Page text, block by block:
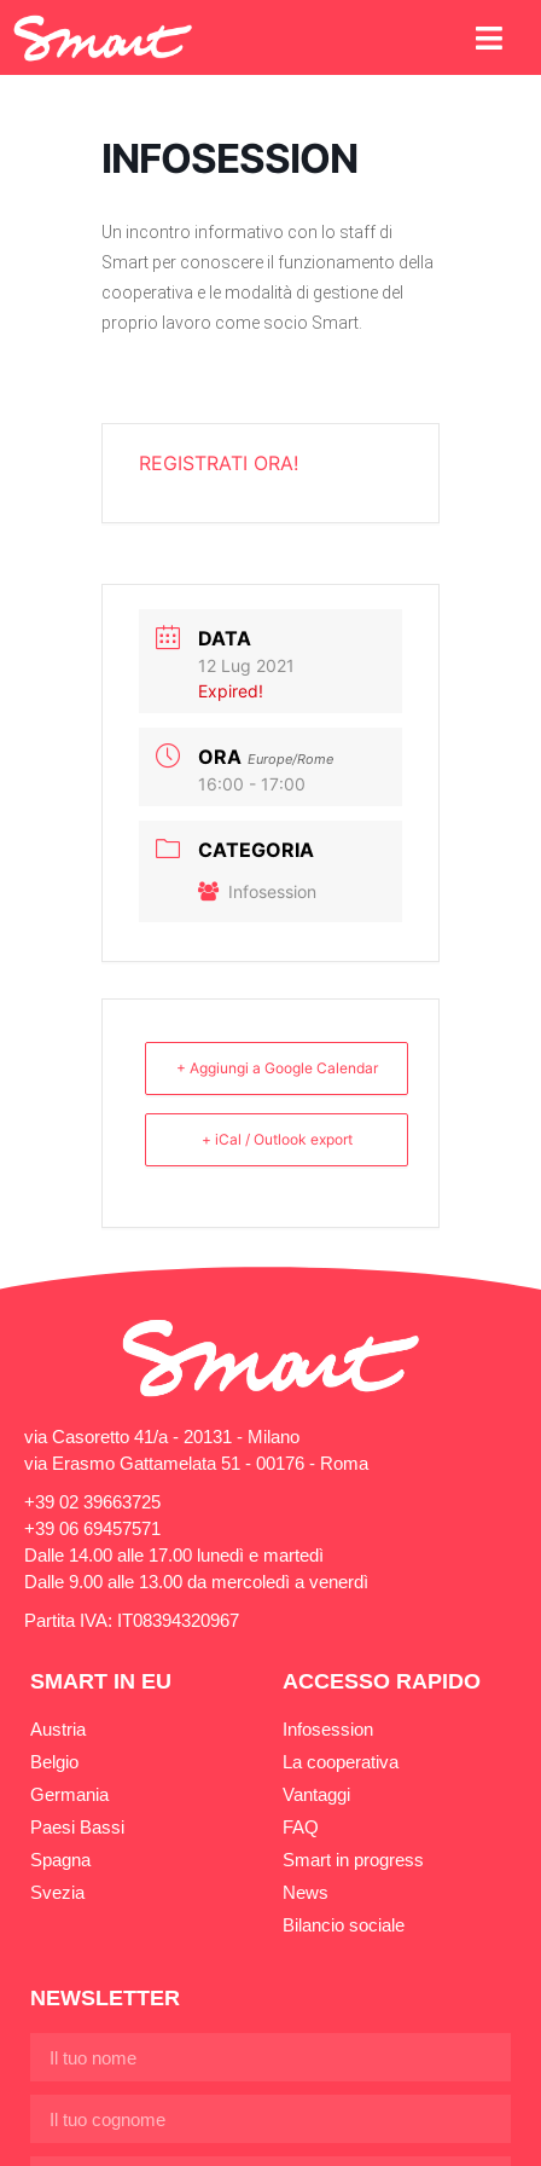
INFOSESSION
Un incontro informativo con lo staff di
Smart per conoscere il funzionamento della
cooperativa e le modalità di gestione del
proprio lavoro come socio Smart.
REGISTRATI ORA!
DATA
12 Lug 2021
Expired!
ORA Europe/Rome
16:00 - 17:00
CATEGORIA
Infosession
+ Aggiungi a Google Calendar
+ iCal / Outlook export
via Casoretto 41/a - 20131 - Milano
via Erasmo Gattamelata 51 - 00176 - Roma
+39 02 39663725
+39 06 69457571
Dalle 14.00 alle 17.00 lunedì e martedì
Dalle 9.00 alle 13.00 da mercoledì a venerdì
Partita IVA: IT08394320967
SMART IN EU
Austria
Belgio
Germania
Paesi Bassi
Spagna
Svezia
ACCESSO RAPIDO
Infosession
La cooperativa
Vantaggi
FAQ
Smart in progress
News
Bilancio sociale
NEWSLETTER